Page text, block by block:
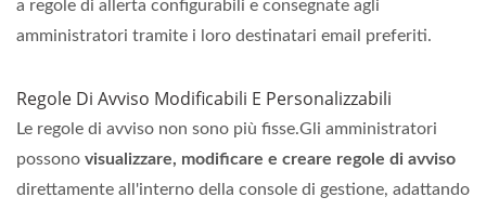
a regole di allerta configurabili e consegnate agli
amministratori tramite i loro destinatari email preferiti.
Regole Di Avviso Modificabili E Personalizzabili
Le regole di avviso non sono più fisse.Gli amministratori
possono visualizzare, modificare e creare regole di avviso
direttamente all'interno della console di gestione, adattando